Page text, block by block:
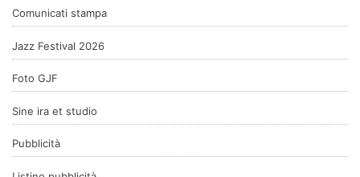
Comunicati stampa
Jazz Festival 2026
Foto GJF
Sine ira et studio
Pubblicità